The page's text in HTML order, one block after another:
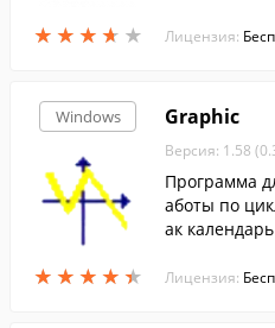
★ ★ ★ ★ ★
★ ★ ★ ★ ★
ми данных и
Лицензия:
Windows
★ ★ ★ ★ ★
★ ★ ★ ★ ★
Graphic
Версия: 1.58
Программа
аботы по
ак
Лицензия: